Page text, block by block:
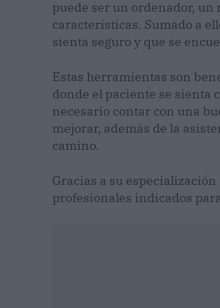
puede ser un ordenador, un
características. Sumado a
sienta seguro y que se
Estas herramientas son
donde el paciente se sienta
necesario contar con una
mejorar, además de la
camino.
Gracias a su
profesionales indicados